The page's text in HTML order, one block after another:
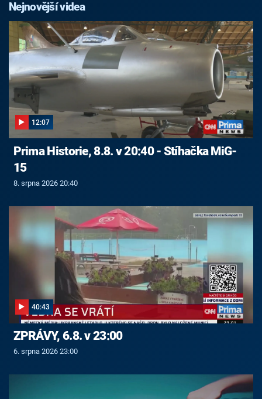
Nejnovější videa
12:07
Prima Historie, 8.8. v 20:40 - Stíhačka MiG-
15
8. srpna 2026 20:40
40:43
ZPRÁVY, 6.8. v 23:00
6. srpna 2026 23:00